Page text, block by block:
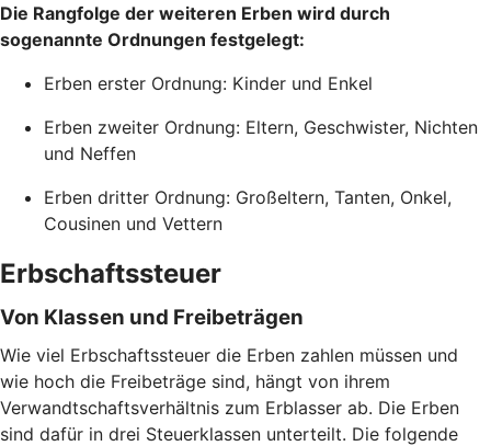
Die Rangfolge der weiteren Erben wird durch
sogenannte Ordnungen festgelegt:
Erben erster Ordnung: Kinder und Enkel
Erben zweiter Ordnung: Eltern, Geschwister, Nichten
und Neffen
Erben dritter Ordnung: Großeltern, Tanten, Onkel,
Cousinen und Vettern
Erbschaftssteuer
Von Klassen und Freibeträgen
Wie viel Erbschaftssteuer die Erben zahlen müssen und
wie hoch die Freibeträge sind, hängt von ihrem
Verwandtschaftsverhältnis zum Erblasser ab. Die Erben
sind dafür in drei Steuerklassen unterteilt. Die folgende